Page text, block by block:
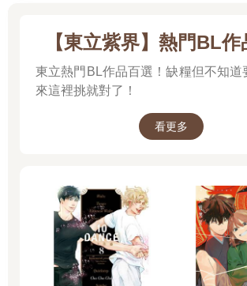
【東立紫界】熱門BL
東立熱門BL作品百選！缺糧但不知道
來這裡挑就對了！
看更多